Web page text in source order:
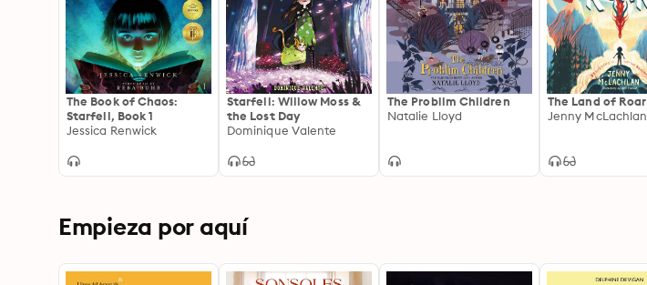
The Book of Chaos:
Starfell, Book 1
Jessica Renwick
Starfell: Willow Moss &
the Lost Day
Dominique Valente
The Problim Children
Natalie Lloyd
The Land of Roar
Jenny McLachlan
Empieza por aquí